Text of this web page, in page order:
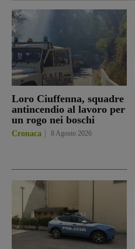
Loro Ciuffenna, squadre
antincendio al lavoro per
un rogo nei boschi
Cronaca 8 Agosto 2026